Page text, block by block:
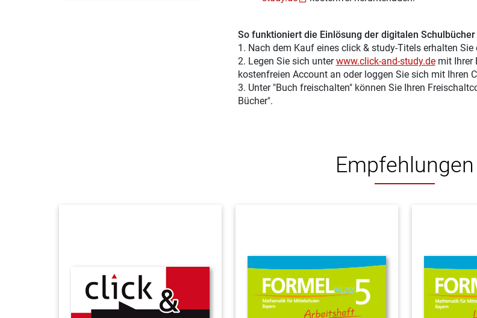
So funktioniert die Einlösung der digitalen Schulbücher
1. Nach dem Kauf eines click & study-Titels erhalten
2. Legen Sie sich unterwww.click-and-study.demit Ihrer
kostenfreien Account an oder loggen Sie sich mit Ihren
3. Unter "Buch freischalten" können Sie Ihren
Bücher".
Empfehlungen